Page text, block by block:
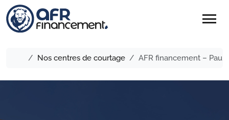
menu
Nos centres de courtage AFR financement – Pau